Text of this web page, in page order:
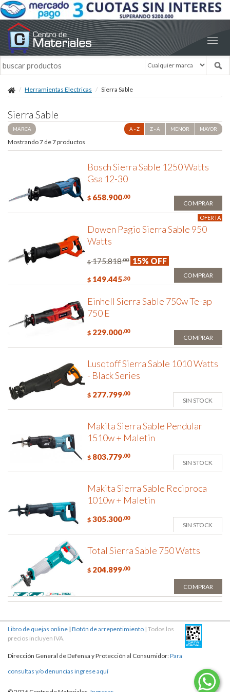
Herramientas Electricas Sierra Sable
Sierra Sable
MARCA A - Z Z - A MENOR MAYOR
Mostrando 7 de 7 productos
Bosch Sierra Sable 1250 Watts
Gsa 12-30
$ 658.900,00
COMPRAR
OFERTA
Dowen Pagio Sierra Sable 950
Watts
$ 175.818,00 15% OFF
$ 149.445,30 COMPRAR
Einhell Sierra Sable 750w Te-ap
750 E
$ 229.000,00
COMPRAR
Lusqtoff Sierra Sable 1010 Watts
- Black Series
$ 277.799,00
SIN STOCK
Makita Sierra Sable Pendular
1510w + Maletin
$ 803.779,00
SIN STOCK
Makita Sierra Sable Reciproca
1010w + Maletin
$ 305.300,00
SIN STOCK
Total Sierra Sable 750 Watts
$ 204.899,00
COMPRAR
Libro de quejas online | Botón de arrepentimiento | Todos los
precios incluyen IVA.
Dirección General de Defensa y Protección al Consumidor:Para
consultas y/o denuncias ingrese aquí